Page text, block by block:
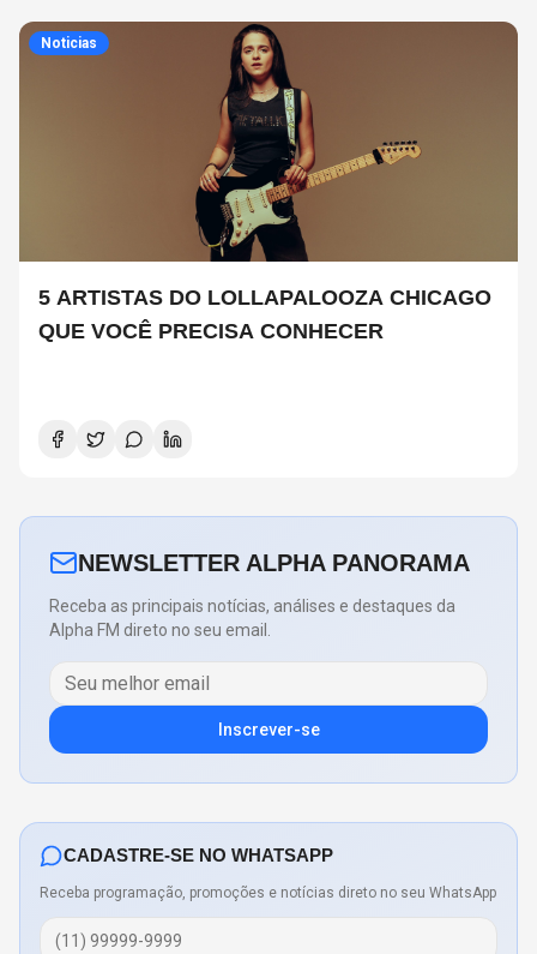
Noticias
5 ARTISTAS DO LOLLAPALOOZA CHICAGO
QUE VOCÊ PRECISA CONHECER
NEWSLETTER ALPHA PANORAMA
Receba as principais notícias, análises e destaques da
Alpha FM direto no seu email.
Inscrever-se
CADASTRE-SE NO WHATSAPP
Receba programação, promoções e notícias direto no seu WhatsApp